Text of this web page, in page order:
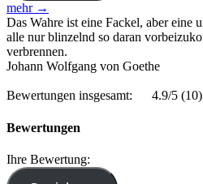
mehr →
Das Wahre ist eine Fackel, aber eine
alle nur blinzelnd so daran
verbrennen.
Johann Wolfgang von Goethe
Bewertungen insgesamt: 4.9/5 (10)
Bewertungen
Ihre Bewertung: